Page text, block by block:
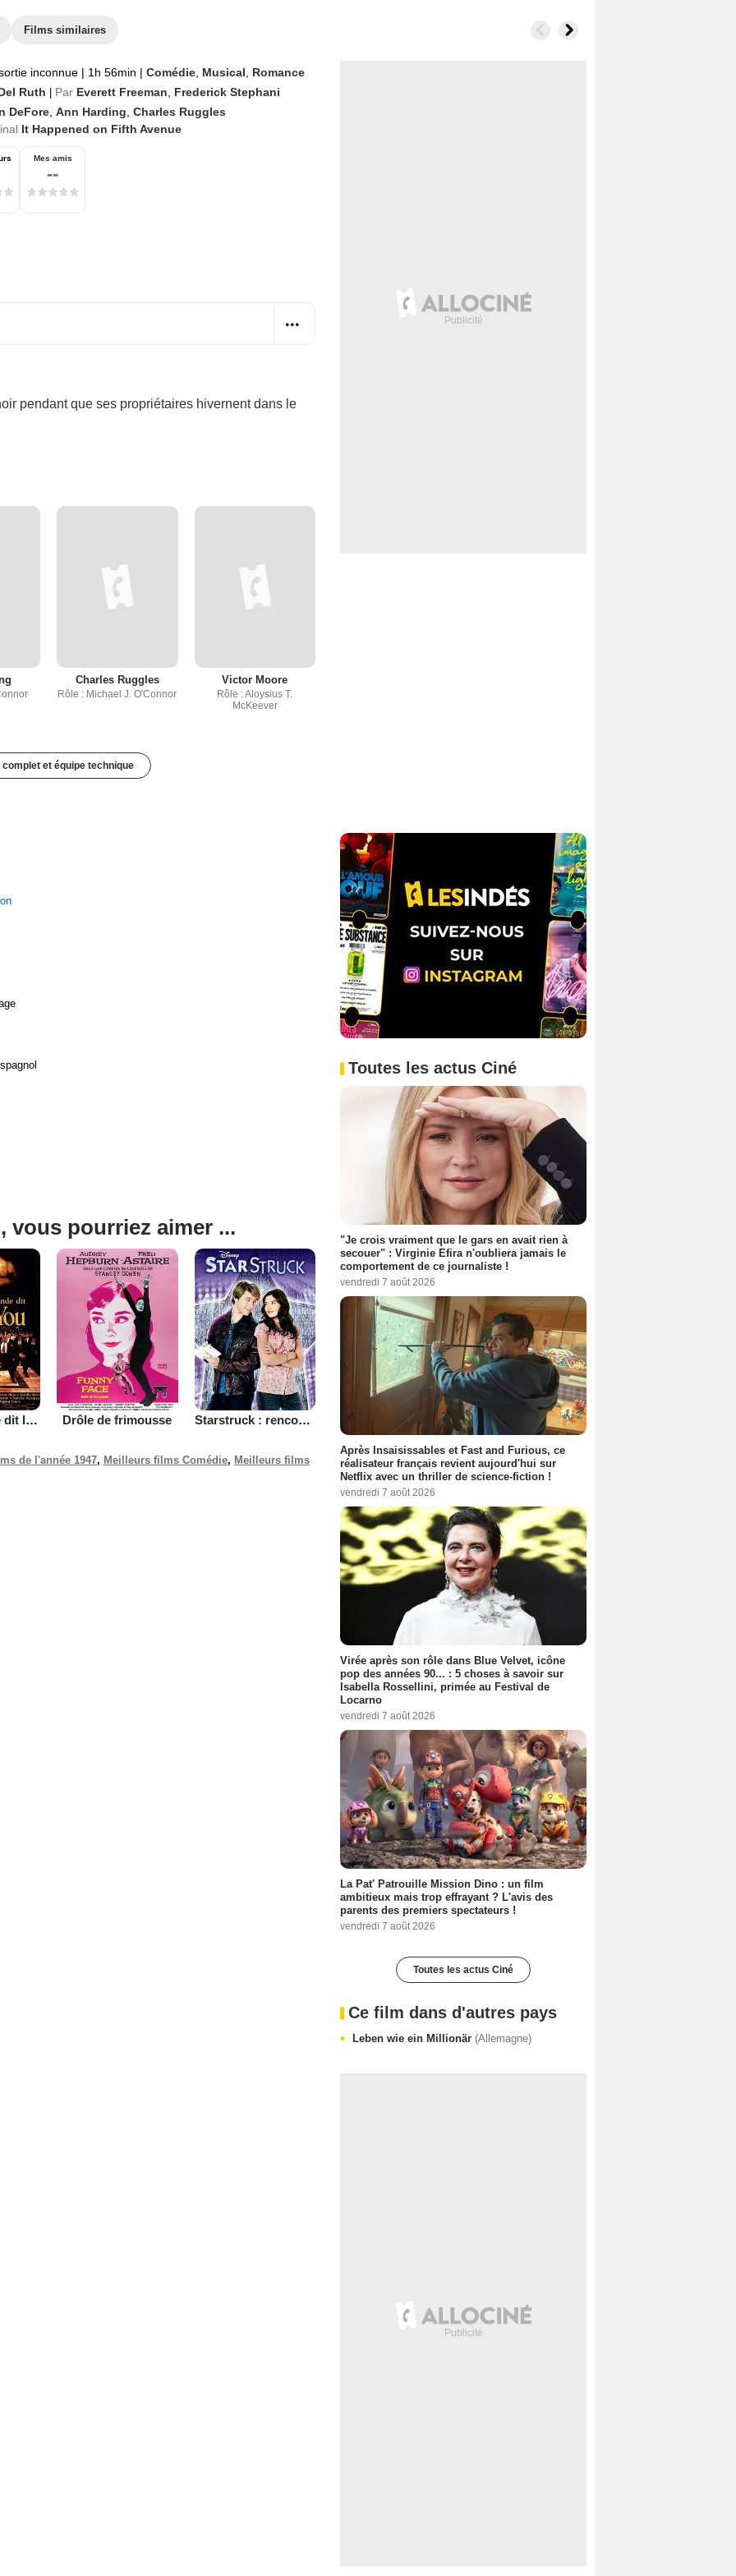
Films similaires
inconnue | 1h 56min | Comédie Musical
Romance
Ruth Par Everett Freeman
Frederick Stephani
DeFore Ann Harding Charles Ruggles
It Happened on Fifth Avenue
Mes amis
--
pendant que ses propriétaires hivernent dans le
Charles Ruggles
Rôle : Michael J. O'Connor
Victor Moore
Rôle : Aloysius T.
McKeever
et équipe technique
vous pourriez aimer ...
Tout le monde dit I love you Drôle de frimousse Starstruck : rencontre avec une star
de l'année 1947, Meilleurs films Comédie, Meilleurs films
Toutes les actus Ciné
"Je crois vraiment que le gars en avait rien à
secouer" : Virginie Efira n'oubliera jamais le
comportement de ce journaliste !
vendredi 7 août 2026
Après Insaisissables et Fast and Furious, ce
réalisateur français revient aujourd'hui sur
Netflix avec un thriller de science-fiction !
vendredi 7 août 2026
Virée après son rôle dans Blue Velvet, icône
pop des années 90... : 5 choses à savoir sur
Isabella Rossellini, primée au Festival de
Locarno
vendredi 7 août 2026
La Pat' Patrouille Mission Dino : un film
ambitieux mais trop effrayant ? L'avis des
parents des premiers spectateurs !
vendredi 7 août 2026
Toutes les actus Ciné
Ce film dans d'autres pays
Leben wie ein Millionär (Allemagne)